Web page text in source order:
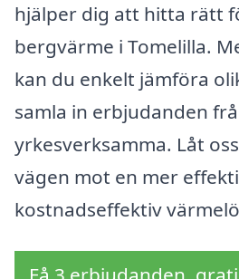
hjälper dig att hitta rätt
bergvärme i Tomelilla.
kan du enkelt jämföra
samla in erbjudanden
yrkesverksamma. Låt
vägen mot en mer
kostnadseffektiv